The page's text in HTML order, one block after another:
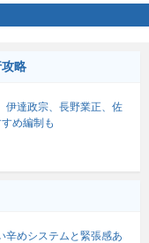
略
達政宗、長野業正、佐
め編制も
辛めシステムと緊張感あ